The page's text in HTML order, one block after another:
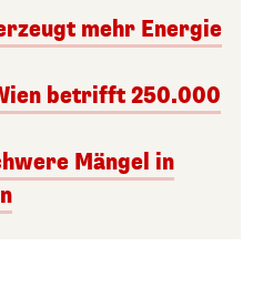
mehr Energie
betrifft 250.000
Mängel in